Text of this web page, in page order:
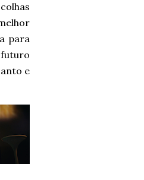
para
futuro
e